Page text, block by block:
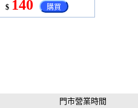
$ 140 購買
門市營業時間